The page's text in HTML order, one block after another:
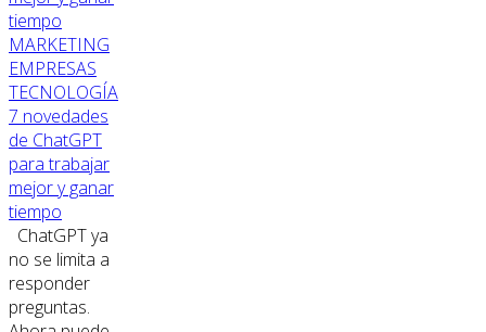
MARKETING
EMPRESAS
TECNOLOGÍA
7 novedades
de ChatGPT
para trabajar
mejor y ganar
tiempo
ChatGPT ya
no se limita a
responder
preguntas.